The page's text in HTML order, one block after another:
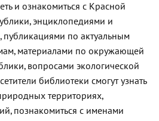
и ознакомиться с Красной
энциклопедиями и
публикациями по актуальным
материалами по окружающей
вопросами экологической
библиотеки смогут узнать
территориях,
познакомиться с именами